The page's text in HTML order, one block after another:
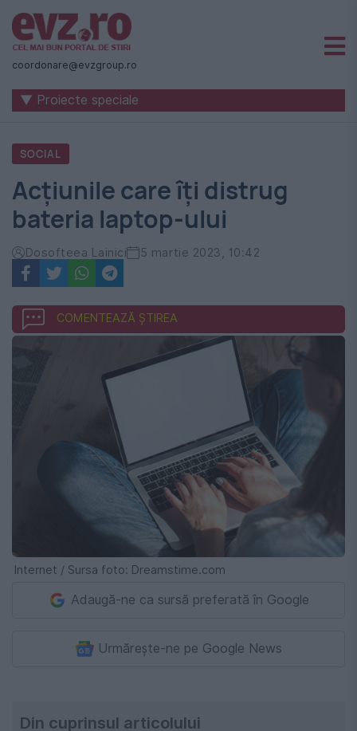
Știri
naționale
internaționale
România
-
Evenimentul
Zilei
coordonare@evzgroup.ro
▼ Proiecte speciale
SOCIAL
Acțiunile care îți distrug
bateria laptop-ului
Dosofteea Lainici 5 martie 2023, 10:42
COMENTEAZĂ ȘTIREA
Internet / Sursa foto: Dreamstime.com
Adaugă-ne ca sursă preferată în Google
Urmărește-ne pe Google News
Din cuprinsul articolului